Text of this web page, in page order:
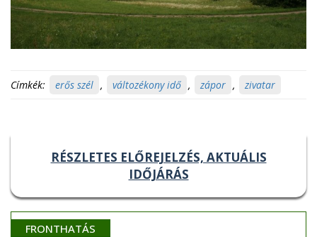
Címkék: erős szél , változékony idő , zápor , zivatar
RÉSZLETES ELŐREJELZÉS, AKTUÁLIS
IDŐJÁRÁS
FRONTHATÁS